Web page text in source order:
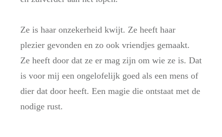
Ze is haar onzekerheid kwijt. Ze heeft haar
plezier gevonden en zo ook vriendjes gemaakt.
Ze heeft door dat ze er mag zijn om wie ze is. Dat
is voor mij een ongelofelijk goed als een mens of
dier dat door heeft. Een magie die ontstaat met de
nodige rust.